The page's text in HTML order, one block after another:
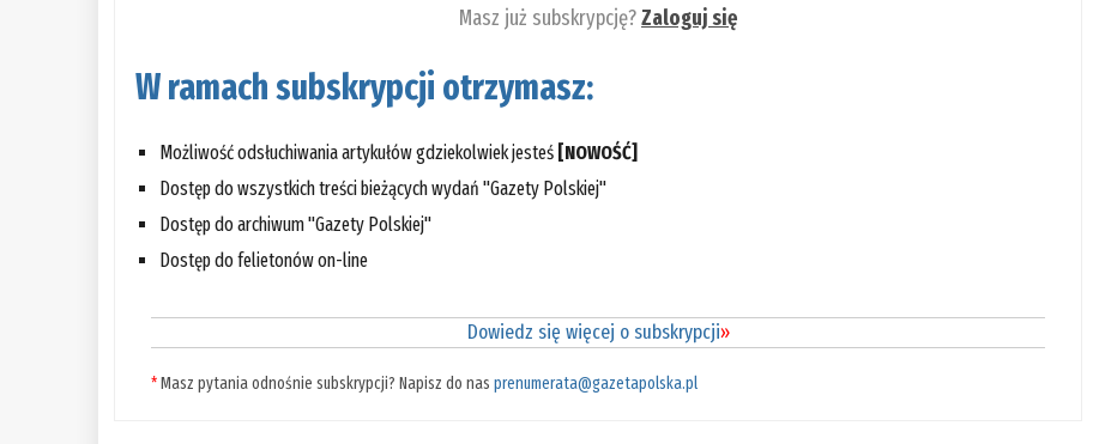
Masz już subskrypcję?Zaloguj się
W ramach subskrypcji otrzymasz:
Możliwość odsłuchiwania artykułów gdziekolwiek jesteś [NOWOŚĆ]
Dostęp do wszystkich treści bieżących wydań "Gazety Polskiej"
Dostęp do archiwum "Gazety Polskiej"
Dostęp do felietonów on-line
Dowiedz się więcej o subskrypcji»
*Masz pytania odnośnie subskrypcji? Napisz do nasprenumerata@gazetapolska.pl